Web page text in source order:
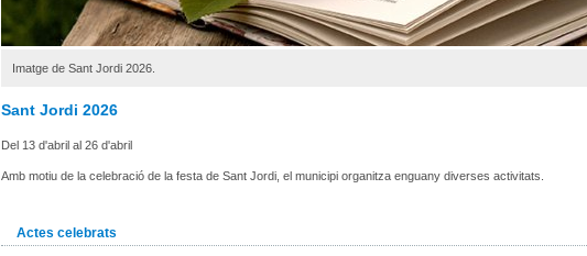
Imatge de Sant Jordi 2026.
Sant Jordi 2026
Del 13 d'abril al 26 d'abril
Amb motiu de la celebració de la festa de Sant Jordi, el municipi organitza enguany diverses activitats.
Actes celebrats